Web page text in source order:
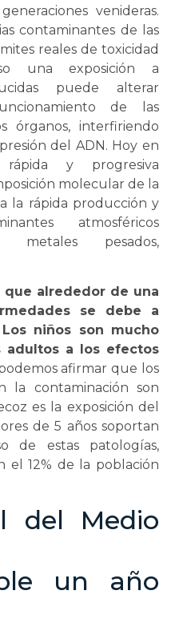
venideras.
contaminantes de las
reales de toxicidad
una exposición a
puede alterar
de las
órganos, interfiriendo
del ADN. Hoy en
y progresiva
molecular de la
la rápida producción y
atmosféricos
metales pesados,
que alrededor de una
se debe a
niños son mucho
adultos a los efectos
afirmar que los
la contaminación son
es la exposición del
de 5 años soportan
de estas patologías,
el 12% de la población
del Medio
un año